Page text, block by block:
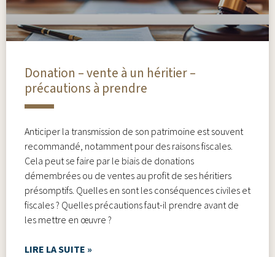
Donation – vente à un héritier –
précautions à prendre
Anticiper la transmission de son patrimoine est souvent
recommandé, notamment pour des raisons fiscales.
Cela peut se faire par le biais de donations
démembrées ou de ventes au profit de ses héritiers
présomptifs. Quelles en sont les conséquences civiles et
fiscales ? Quelles précautions faut-il prendre avant de
les mettre en œuvre ?
LIRE LA SUITE »